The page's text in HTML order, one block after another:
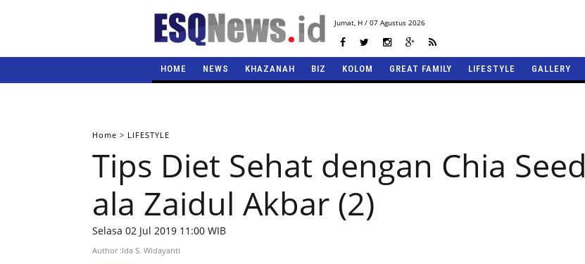
Jumat,H / 07 Agustus 2026
HOME NEWS KHAZANAH BIZ KOLOM GREAT FAMILY LIFESTYLE GALLERY
Home > LIFESTYLE
Tips Diet Sehat dengan Chia Seed
ala Zaidul Akbar (2)
Selasa 02 Jul 2019 11:00 WIB
Author :Ida S. Widayanti